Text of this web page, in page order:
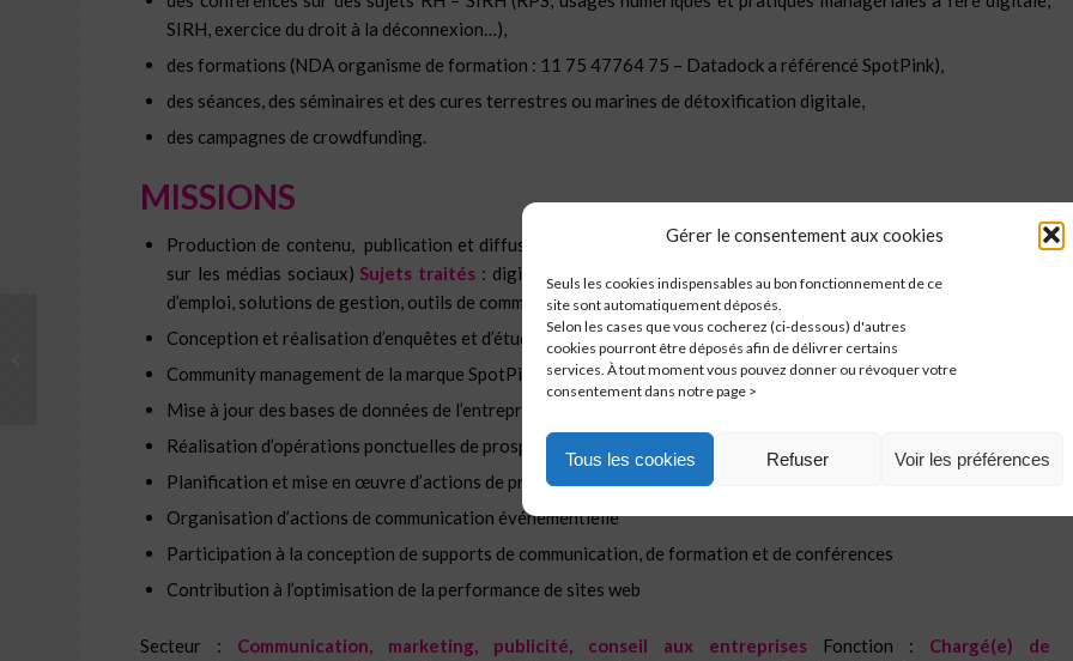
Gérer le consentement aux cookies
Seuls les cookies indispensables au bon fonctionnement de ce
site sont automatiquement déposés.
Selon les cases que vous cocherez (ci-dessous) d'autres
cookies pourront être déposés afin de délivrer certains
services. À tout moment vous pouvez donner ou révoquer votre
consentement dans notre page >
Tous les cookies Refuser Voir les préférences
SIRH, exercice du droit à la déconnexion…),
desformations (NDA organisme de formation : 11 75 47764 75 – Datadock a référencé SpotPink),
des séances, des séminaires et des curesterrestres ou marines de détoxification digitale,
des campagnes de crowdfunding.
MISSIONS
Production de contenu, publication et diffusion d’informations ciblées (blogging, microblogging, bookmarking
sur les médias sociaux) Sujets traités : digital RH, gestion des ressources humaines, conditions de travail et
d’emploi, solutions de gestion, outils de communication, marketing digital…
Conception et réalisation d’enquêtes et d’études de marché
Community management de la marque SpotPink
Mise à jour des bases de données de l’entreprise
Réalisation d’opérations ponctuelles de prospection commerciale
Planification et mise en œuvre d’actions de promotion pour différentes marques
Organisation d’actions de communication événementielle
Participation à la conception de supports de communication, de formation et de conférences
Contribution à l’optimisation de la performance de sites web
Secteur : Communication, marketing, publicité, conseil aux entreprises Fonction : Chargé(e) de
Ce fut l’email de trop… par
@andrade_valerie